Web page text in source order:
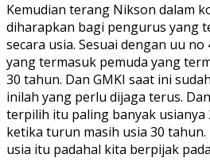
Kemudian terang Nikson dalam
diharapkan bagi pengurus yang
secara usia. Sesuai dengan uu
yang termasuk pemuda yang
30 tahun. Dan GMKI saat ini
inilah yang perlu dijaga terus.
terpilih itu paling banyak usianya
ketika turun masih usia 30 tahun.
usia itu padahal kita berpijak